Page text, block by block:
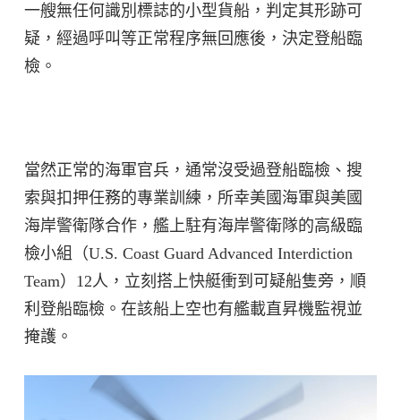
一艘無任何識別標誌的小型貨船，判定其形跡可
疑，經過呼叫等正常程序無回應後，決定登船臨
檢。
當然正常的海軍官兵，通常沒受過登船臨檢、搜
索與扣押任務的專業訓練，所幸美國海軍與美國
海岸警衛隊合作，艦上駐有海岸警衛隊的高級臨
檢小組（U.S. Coast Guard Advanced Interdiction
Team）12人，立刻搭上快艇衝到可疑船隻旁，順
利登船臨檢。在該船上空也有艦載直昇機監視並
掩護。